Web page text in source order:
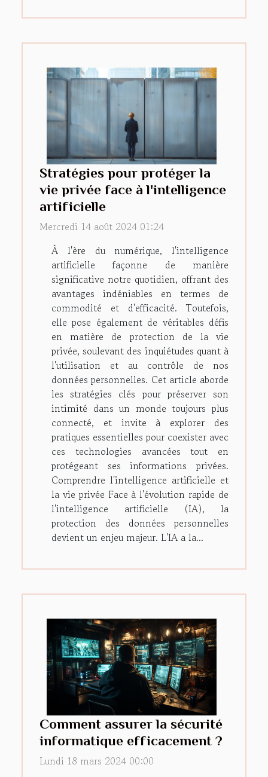
Stratégies pour protéger la
vie privée face à l'intelligence
artificielle
Mercredi 14 août 2024 01:24
À l'ère du numérique, l'intelligence
artificielle façonne de manière
significative notre quotidien, offrant des
avantages indéniables en termes de
commodité et d'efficacité. Toutefois,
elle pose également de véritables défis
en matière de protection de la vie
privée, soulevant des inquiétudes quant à
l'utilisation et au contrôle de nos
données personnelles. Cet article aborde
les stratégies clés pour préserver son
intimité dans un monde toujours plus
connecté, et invite à explorer des
pratiques essentielles pour coexister avec
ces technologies avancées tout en
protégeant ses informations privées.
Comprendre l'intelligence artificielle et
la vie privée Face à l'évolution rapide de
l'intelligence artificielle (IA), la
protection des données personnelles
devient un enjeu majeur. L'IA a la...
Comment assurer la sécurité
informatique efficacement ?
Lundi 18 mars 2024 00:00